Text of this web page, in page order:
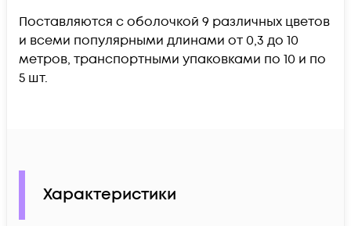
Поставляются с оболочкой 9 различных цветов
и всеми популярными длинами от 0,3 до 10
метров, транспортными упаковками по 10 и по
5 шт.
Характеристики